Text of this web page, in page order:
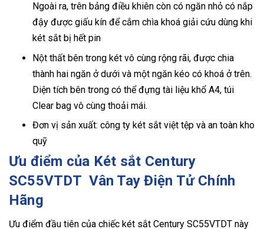
Ngoài ra, trên bảng điều khiên còn có ngăn nhỏ có nắp
đậy được giấu kín để cắm chìa khoá giải cứu dùng khi
két sắt bị hết pin
Nột thất bên trong két vô cùng rộng rãi, được chia
thành hai ngăn ở dưới và một ngăn kéo có khoá ở trên.
Diện tích bên trong có thể đựng tài liệu khổ A4, túi
Clear bag vô cùng thoải mái.
Đơn vị sản xuất: công ty két sắt việt tệp và an toàn kho
quỹ
Ưu điểm của Két sắt Century
SC55VTDT Vân Tay Điện Tử Chính
Hãng
Ưu điểm đầu tiên của chiếc két sắt Century SC55VTDT này